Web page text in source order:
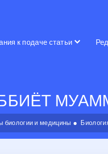
к подаче статьи
и медицины